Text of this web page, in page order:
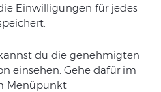
Einwilligungen für jedes
du die genehmigten
einsehen. Gehe dafür im
Menüpunkt